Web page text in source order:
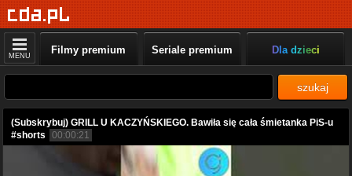
MENU Filmy premium Seriale premium Dla dzieci
szukaj
(Subskrybuj) GRILL U KACZYŃSKIEGO. Bawiła się cała śmietanka PiS-u
#shorts
00:00:21